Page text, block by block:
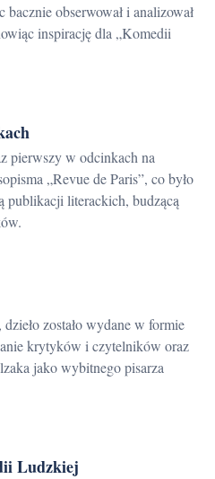
bacznie obserwował i analizował
inspirację dla „Komedii
„Revue de Paris”, co było
publikacji literackich, budzącą
krytyków i czytelników oraz
jako wybitnego pisarza
Ludzkiej